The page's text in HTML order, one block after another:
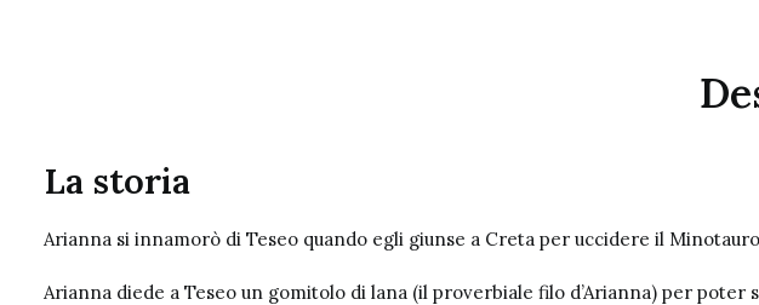
La storia
Arianna si innamorò di Teseo quando egli giunse a Creta per uccidere il
Arianna diede a Teseo un gomitolo di lana (il proverbiale filo d’Arianna) per